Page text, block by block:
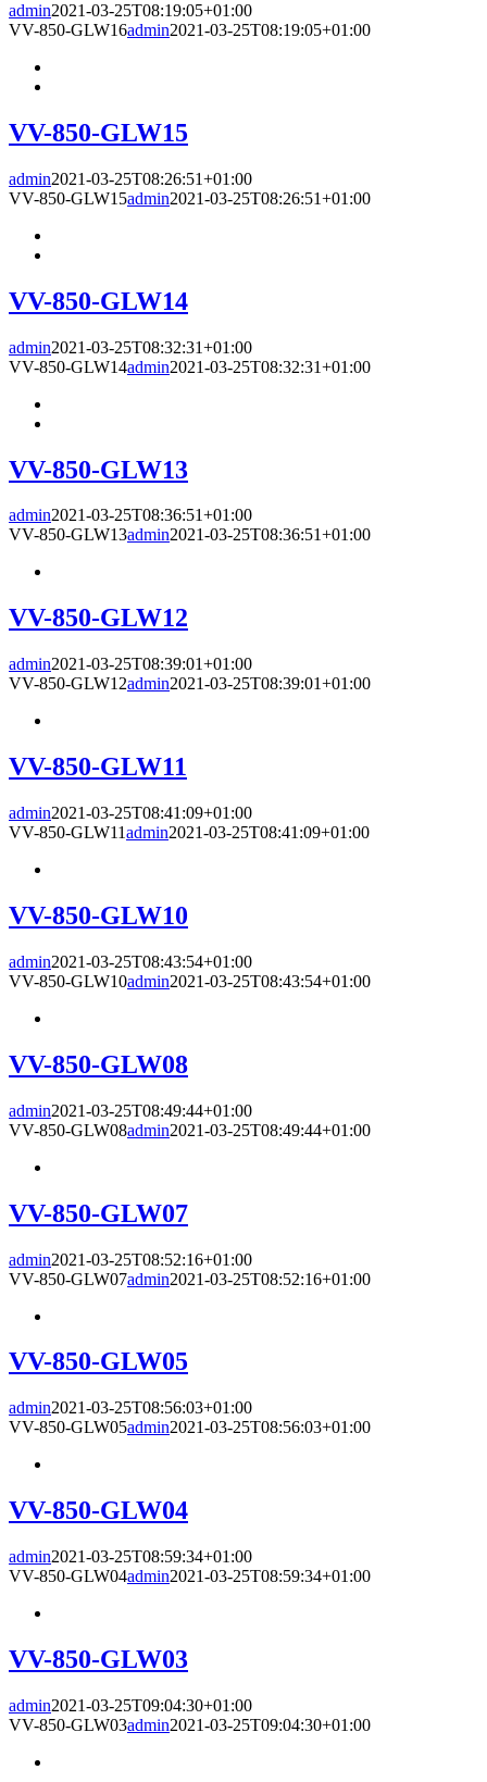
admin2021-03-25T08:19:05+01:00
VV-850-GLW16admin2021-03-25T08:19:05+01:00
VV-850-GLW15
admin2021-03-25T08:26:51+01:00
VV-850-GLW15admin2021-03-25T08:26:51+01:00
VV-850-GLW14
admin2021-03-25T08:32:31+01:00
VV-850-GLW14admin2021-03-25T08:32:31+01:00
VV-850-GLW13
admin2021-03-25T08:36:51+01:00
VV-850-GLW13admin2021-03-25T08:36:51+01:00
VV-850-GLW12
admin2021-03-25T08:39:01+01:00
VV-850-GLW12admin2021-03-25T08:39:01+01:00
VV-850-GLW11
admin2021-03-25T08:41:09+01:00
VV-850-GLW11admin2021-03-25T08:41:09+01:00
VV-850-GLW10
admin2021-03-25T08:43:54+01:00
VV-850-GLW10admin2021-03-25T08:43:54+01:00
VV-850-GLW08
admin2021-03-25T08:49:44+01:00
VV-850-GLW08admin2021-03-25T08:49:44+01:00
VV-850-GLW07
admin2021-03-25T08:52:16+01:00
VV-850-GLW07admin2021-03-25T08:52:16+01:00
VV-850-GLW05
admin2021-03-25T08:56:03+01:00
VV-850-GLW05admin2021-03-25T08:56:03+01:00
VV-850-GLW04
admin2021-03-25T08:59:34+01:00
VV-850-GLW04admin2021-03-25T08:59:34+01:00
VV-850-GLW03
admin2021-03-25T09:04:30+01:00
VV-850-GLW03admin2021-03-25T09:04:30+01:00